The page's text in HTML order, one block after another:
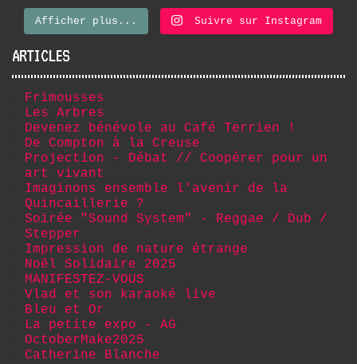
Afficher plus... Suivre sur Instagram
ARTICLES
Frimousses
Les Arbres
Devenez bénévole au Café Terrien !
De Compton à la Creuse
Projection - Débat // Coopérer pour un
art vivant
Imaginons ensemble l'avenir de la
Quincaillerie ?
Soirée "Sound System" - Reggae / Dub /
Stepper
Impression de nature étrange
Noël Solidaire 2025
MANIFESTEZ-VOUS
Vlad et son karaoké live
Bleu et Or
La petite expo - AG
OctoberMake2025
Catherine Blanche